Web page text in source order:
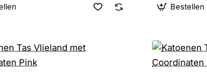
Bestellen